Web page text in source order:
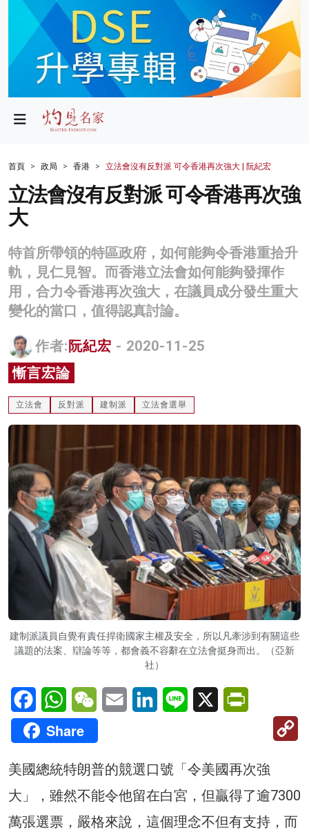
政局
財經
生活
健康
商業
科技
影片
灼見活動
關於我們
首頁 政局 香港 立法會沒有反對派 可令香港再次強大 | 阮紀宏
立法會沒有反對派 可令香港再次強
大
特首所帶領的特區政府，如何能夠令香港重拾升
軌，見仁見智。而香港立法會如何能夠發揮作
用，合力令香港再次強大，在議員成分發生重大
變化的當口，值得認真討論。
作者: 阮紀宏 - 2020-11-25
慚言宏論
立法會 反對派 建制派 立法會選舉
建制派議員自覺有責任捍衛國家主權及安全，所以凡牽涉到有關這些
議題的法案、辯論等等，都會義不容辭在立法會挺身而出。（亞新
社）
FacebookWhatsAppWeChatEmail LinkedInLine X
Share
美國總統特朗普的競選口號「令美國再次強
大」，雖然不能令他留在白宮，但贏得了逾7300
萬張選票，嚴格來說，這個理念不但有支持，而